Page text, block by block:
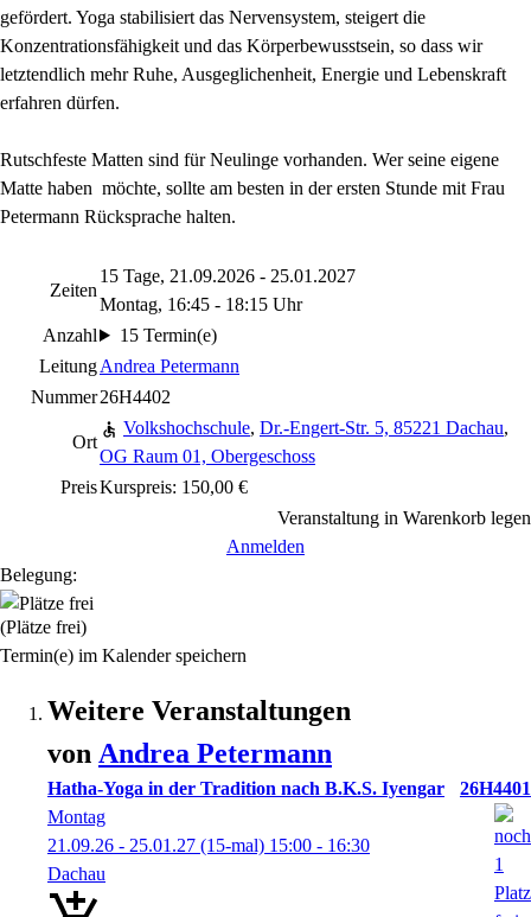
gefördert. Yoga stabilisiert das Nervensystem, steigert die
Konzentrationsfähigkeit und das Körperbewusstsein, so dass wir
letztendlich mehr Ruhe, Ausgeglichenheit, Energie und Lebenskraft
erfahren dürfen.
Rutschfeste Matten sind für Neulinge vorhanden. Wer seine eigene
Matte haben möchte, sollte am besten in der ersten Stunde mit Frau
Petermann Rücksprache halten.
Zeiten
15 Tage, 21.09.2026 - 25.01.2027
Montag, 16:45 - 18:15 Uhr
Anzahl
15 Termin(e)
LeitungAndrea Petermann
Nummer26H4402
Ort
Volkshochschule, Dr.-Engert-Str. 5, 85221 Dachau,
OG Raum 01, Obergeschoss
PreisKurspreis: 150,00 €
Veranstaltung in Warenkorb legen
Anmelden
Belegung:
(Plätze frei)
Termin(e) im Kalender speichern
Weitere Veranstaltungen
von Andrea Petermann
Hatha-Yoga in der Tradition nach B.K.S. Iyengar
26H4401
Montag
21.09.26 - 25.01.27 (15-mal) 15:00 - 16:30
Dachau